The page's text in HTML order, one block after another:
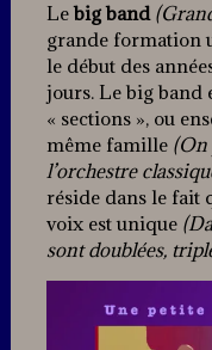
Lebig band
grande formation
le début des
jours. Le big band
« sections », ou
même famille (On
l’orchestre
réside dans le fait
voix est unique
sont doublées,